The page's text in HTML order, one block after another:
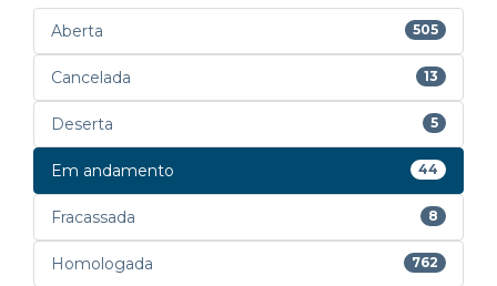
Aberta 505
Cancelada 13
Deserta 5
Em andamento 44
Fracassada 8
Homologada 762